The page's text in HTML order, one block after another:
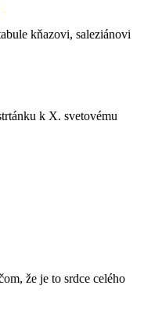
kňazovi, saleziánovi
k X. svetovému
že je to srdce celého